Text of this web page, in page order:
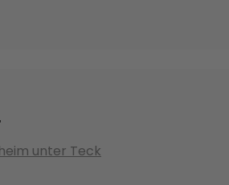
unter Teck